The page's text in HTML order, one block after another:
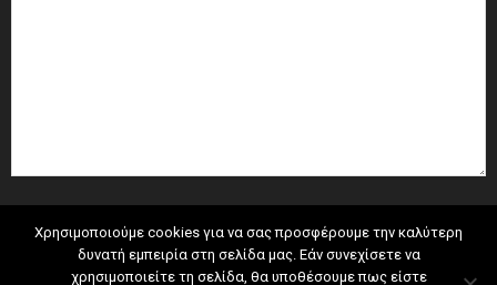
Χρησιμοποιούμε cookies για να σας προσφέρουμε την καλύτερη
δυνατή εμπειρία στη σελίδα μας. Εάν συνεχίσετε να
χρησιμοποιείτε τη σελίδα, θα υποθέσουμε πως είστε